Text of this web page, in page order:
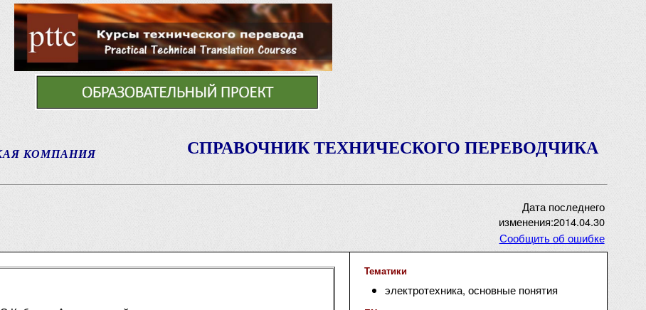
КОМПАНИЯ
СПРАВОЧНИК ТЕХНИЧЕСКОГО ПЕРЕВОДЧИКА
Дата последнего
изменения:2014.04.30
Сообщить об ошибке
Тематики
электротехника, основные понятия